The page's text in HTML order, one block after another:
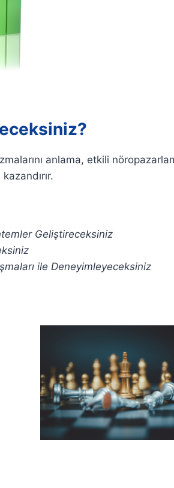
anlama, etkili
Geliştireceksiniz
ile Deneyimleyeceksiniz